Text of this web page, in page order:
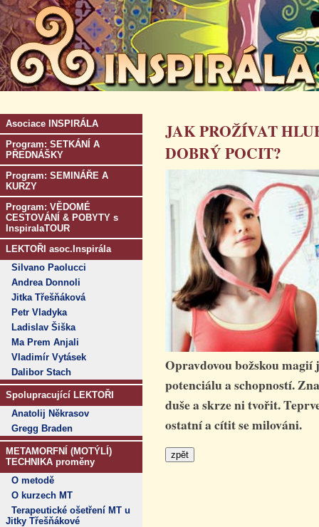
Asociace INSPIRÁLA
Program: SETKÁNÍ A
PŘEDNÁŠKY
Program: SEMINÁŘE A
KURZY
Program: VĚDOMÉ
CESTOVÁNÍ & POBYTY s
InspiralaTOUR
LEKTOŘI asoc.Inspirála
Silvano Paolucci
Andrea Donnoli
Jitka Třešňáková
Petr Vladyka
Ladislav Šiška
Ma Prem Anjali
Vladimír Vytásek
Dalibor Stach
Spolupracující LEKTOŘI
Anatolij Někrasov
Gregg Braden
METAMORFNÍ (MOTÝLÍ)
TECHNIKA proměny
O metodě
O kurzech MT
Terapeutické ošetření MT u
Jitky Třešňákové
JAK PROŽÍVAT
DOBRÝ POCIT?
Opravdovou božskou magií
potenciálu a schopností.
duše a skrze ni tvořit.
ostatní a cítit se milováni.